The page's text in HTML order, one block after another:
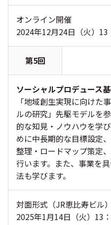
オンライン開催
2024年12月24日（火）
第5回
ソーシャルプロデュース
「地域創生実現に向けた
ルの研究」先駆モデルを
的な知見・ノウハウを学
めに中長期的な目標設定
整理・ロードマップ策定
行います。また、事業を
法も学びます。
対面形式（JR恵比寿ビル）
2025年1月14日（火）13